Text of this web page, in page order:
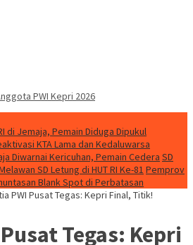
PWI Kepri 2026
di Jemaja, Pemain Diduga Dipukul
KTA Lama dan Kedaluwarsa
Diwarnai Kericuhan, Pemain Cedera SD
SD Letung di HUT RI Ke-81 Pemprov
Blank Spot di Perbatasan
PWI Pusat Tegas: Kepri Final, Titik!
Tegas: Kepri